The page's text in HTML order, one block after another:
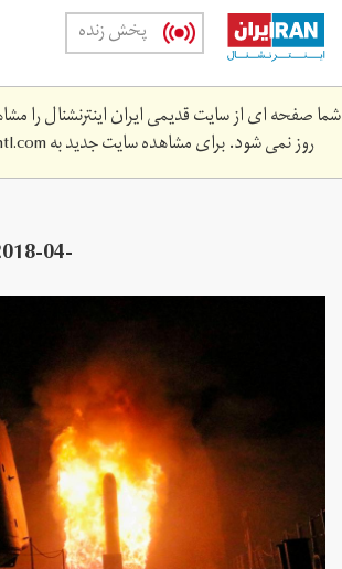
Skip
main
content
پخش زنده
شما صفحه ای از سایت قدیمی ایران اینترنشنال را
روز نمی شود. برای مشاهده سایت جدید به
04-
syria.jpg